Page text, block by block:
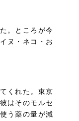
。ところが今
ヌ・ネコ・お
くれた。東京
はそのモルセ
う薬の量が減